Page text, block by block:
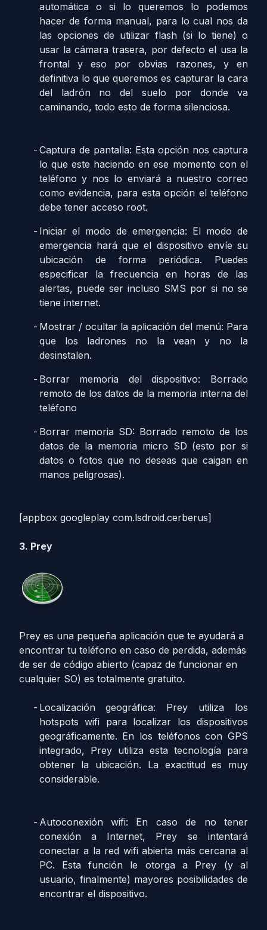
automática o si lo queremos lo podemos
hacer de forma manual, para lo cual nos da
las opciones de utilizar flash (si lo tiene) o
usar la cámara trasera, por defecto el usa la
frontal y eso por obvias razones, y en
definitiva lo que queremos es capturar la cara
del ladrón no del suelo por donde va
caminando, todo esto de forma silenciosa.
Captura de pantalla: Esta opción nos captura
lo que este haciendo en ese momento con el
teléfono y nos lo enviará a nuestro correo
como evidencia, para esta opción el teléfono
debe tener acceso root.
Iniciar el modo de emergencia: El modo de
emergencia hará que el dispositivo envíe su
ubicación de forma periódica. Puedes
especificar la frecuencia en horas de las
alertas, puede ser incluso SMS por si no se
tiene internet.
Mostrar / ocultar la aplicación del menú: Para
que los ladrones no la vean y no la
desinstalen.
Borrar memoria del dispositivo: Borrado
remoto de los datos de la memoria interna del
teléfono
Borrar memoria SD: Borrado remoto de los
datos de la memoria micro SD (esto por si
datos o fotos que no deseas que caigan en
manos peligrosas).
[appbox googleplay com.lsdroid.cerberus]
3. Prey
Prey es una pequeña aplicación que te ayudará a
encontrar tu teléfono en caso de perdida, además
de ser de código abierto (capaz de funcionar en
cualquier SO) es totalmente gratuito.
Localización geográfica: Prey utiliza los
hotspots wifi para localizar los dispositivos
geográficamente. En los teléfonos con GPS
integrado, Prey utiliza esta tecnología para
obtener la ubicación. La exactitud es muy
considerable.
Autoconexión wifi: En caso de no tener
conexión a Internet, Prey se intentará
conectar a la red wifi abierta más cercana al
PC. Esta función le otorga a Prey (y al
usuario, finalmente) mayores posibilidades de
encontrar el dispositivo.